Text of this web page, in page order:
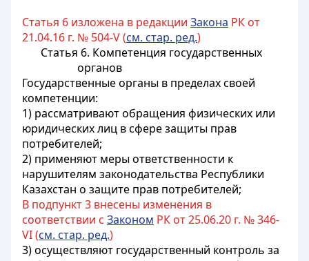
Статья 6 изложена в редакции Закона РК от
21.04.16 г. № 504-V (см. стар. ред.)
Статья 6. Компетенция государственных
органов
Государственные органы в пределах своей
компетенции:
1) рассматривают обращения физических или
юридических лиц в сфере защиты прав
потребителей;
2) применяют меры ответственности к
нарушителям законодательства Республики
Казахстан о защите прав потребителей;
В подпункт 3 внесены изменения в
соответствии с Законом РК от 25.06.20 г. № 346-
VI (см. стар. ред.)
3) осуществляют государственный контроль за